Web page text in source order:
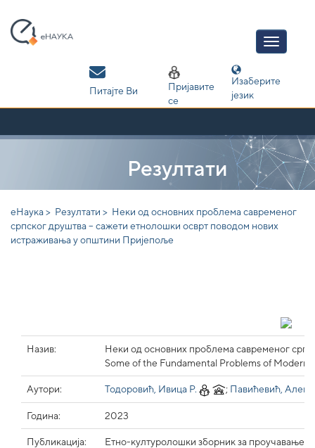
navigation
Питајте Ви
Пријавите
се
Изаберите
језик
Резултати
еНаука > Резултати > Неки од основних проблема савременог
српског друштва – сажети етнолошки осврт поводом нових
истраживања у општини Пријепоље
Назив:
Неки од основних проблема савременог
Some of the Fundamental Problems of Modern
Аутори: Тодоровић, Ивица Р. ; Павићевић,
Година: 2023
Публикација: Етно-културолошки зборник за проучавање